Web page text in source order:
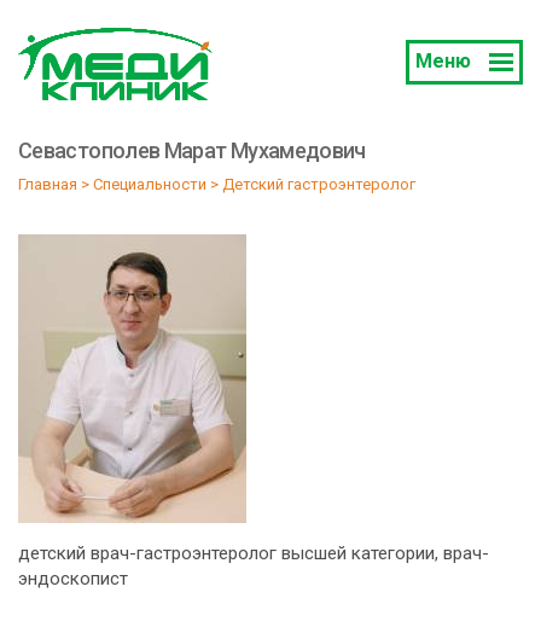
Меню
Севастополев Марат Мухамедович
Главная > Специальности > Детский гастроэнтеролог
детский врач-гастроэнтеролог высшей категории, врач-
эндоскопист